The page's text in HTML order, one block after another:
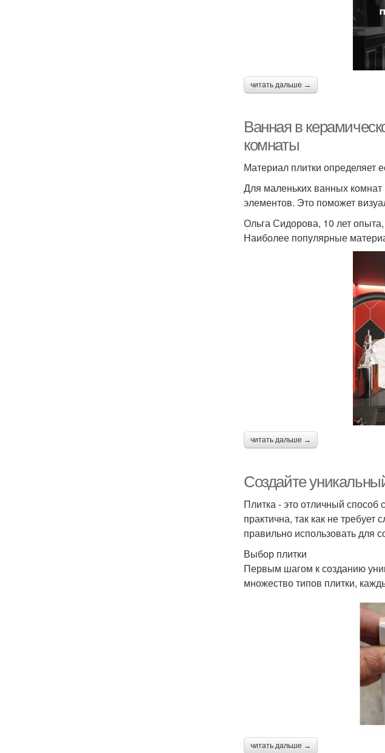
читать дальше →
Ванная в
комнаты
Материал плитки определяет
Для маленьких ванных комнат
элементов. Это поможет
Ольга Сидорова, 10 лет
Наиболее популярные
читать дальше →
Создайте
Плитка - это отличный способ
практична, так как не
правильно использовать для
Выбор плитки
Первым шагом к созданию
множество типов плитки,
читать дальше →